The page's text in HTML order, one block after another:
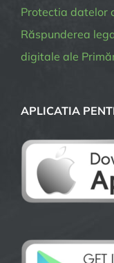
Protectia datelor
Răspunderea
digitale ale
APLICATIA